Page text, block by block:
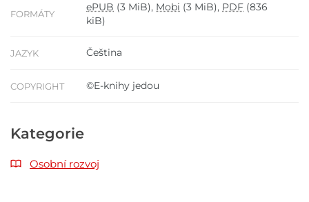
FORMÁTY
ePUB (3 MiB), Mobi (3 MiB), PDF (836
kiB)
JAZYK Čeština
COPYRIGHT ©E-knihy jedou
Kategorie
Osobní rozvoj